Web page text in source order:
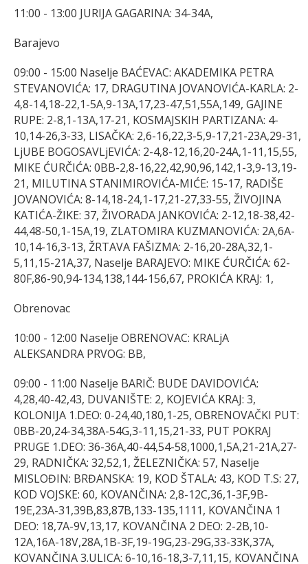
11:00 - 13:00 JURIJA GAGARINA: 34-34A,
Barajevo
09:00 - 15:00 Naselje BAĆEVAC: AKADEMIKA PETRA
STEVANOVIĆA: 17, DRAGUTINA JOVANOVIĆA-KARLA: 2-
4,8-14,18-22,1-5A,9-13A,17,23-47,51,55A,149, GAJINE
RUPE: 2-8,1-13A,17-21, KOSMAJSKIH PARTIZANA: 4-
10,14-26,3-33, LISAČKA: 2,6-16,22,3-5,9-17,21-23A,29-31,
LjUBE BOGOSAVLjEVIĆA: 2-4,8-12,16,20-24A,1-11,15,55,
MIKE ĆURČIĆA: 0BB-2,8-16,22,42,90,96,142,1-3,9-13,19-
21, MILUTINA STANIMIROVIĆA-MIĆE: 15-17, RADIŠE
JOVANOVIĆA: 8-14,18-24,1-17,21-27,33-55, ŽIVOJINA
KATIĆA-ŽIKE: 37, ŽIVORADA JANKOVIĆA: 2-12,18-38,42-
44,48-50,1-15A,19, ZLATOMIRA KUZMANOVIĆA: 2A,6A-
10,14-16,3-13, ŽRTAVA FAŠIZMA: 2-16,20-28A,32,1-
5,11,15-21A,37, Naselje BARAJEVO: MIKE ĆURČIĆA: 62-
80F,86-90,94-134,138,144-156,67, PROKIĆA KRAJ: 1,
Obrenovac
10:00 - 12:00 Naselje OBRENOVAC: KRALjA
ALEKSANDRA PRVOG: BB,
09:00 - 11:00 Naselje BARIČ: BUDE DAVIDOVIĆA:
4,28,40-42,43, DUVANIŠTE: 2, KOJEVIĆA KRAJ: 3,
KOLONIJA 1.DEO: 0-24,40,180,1-25, OBRENOVAČKI PUT:
0BB-20,24-34,38A-54G,3-11,15,21-33, PUT POKRAJ
PRUGE 1.DEO: 36-36A,40-44,54-58,1000,1,5A,21-21A,27-
29, RADNIČKA: 32,52,1, ŽELEZNIČKA: 57, Naselje
MISLOĐIN: BRĐANSKA: 19, KOD ŠTALA: 43, KOD T.S: 27,
KOD VOJSKE: 60, KOVANČINA: 2,8-12C,36,1-3F,9B-
19E,23A-31,39B,83,87B,133-135,1111, KOVANČINA 1
DEO: 18,7A-9V,13,17, KOVANČINA 2 DEO: 2-2B,10-
12A,16A-18V,28A,1B-3F,19-19G,23-29G,33-33K,37A,
KOVANČINA 3.ULICA: 6-10,16-18,3-7,11,15, KOVANČINA